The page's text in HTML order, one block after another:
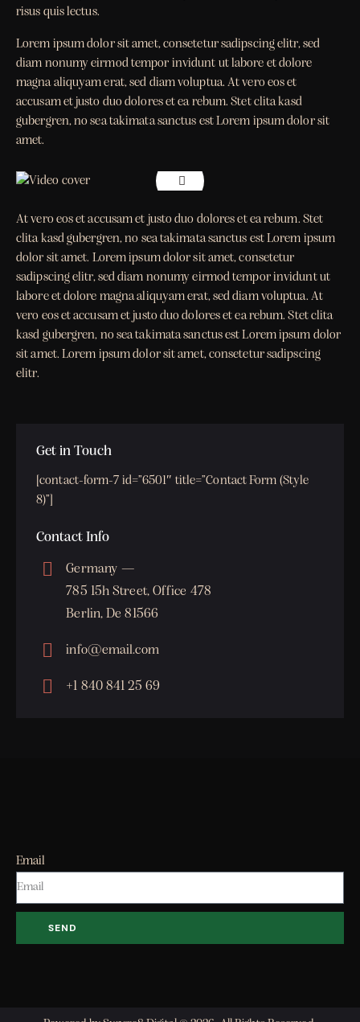
risus quis lectus.
Lorem ipsum dolor sit amet, consetetur sadipscing elitr, sed
diam nonumy eirmod tempor invidunt ut labore et dolore
magna aliquyam erat, sed diam voluptua. At vero eos et
accusam et justo duo dolores et ea rebum. Stet clita kasd
gubergren, no sea takimata sanctus est Lorem ipsum dolor sit
amet.
At vero eos et accusam et justo duo dolores et ea rebum. Stet
clita kasd gubergren, no sea takimata sanctus est Lorem ipsum
dolor sit amet. Lorem ipsum dolor sit amet, consetetur
sadipscing elitr, sed diam nonumy eirmod tempor invidunt ut
labore et dolore magna aliquyam erat, sed diam voluptua. At
vero eos et accusam et justo duo dolores et ea rebum. Stet clita
kasd gubergren, no sea takimata sanctus est Lorem ipsum dolor
sit amet. Lorem ipsum dolor sit amet, consetetur sadipscing
elitr.
Get in Touch
[contact-form-7 id=”6501″ title=”Contact Form (Style
8)”]
Contact Info
Germany —
785 15h Street, Office 478
Berlin, De 81566
info@email.com
+1 840 841 25 69
Email
SEND